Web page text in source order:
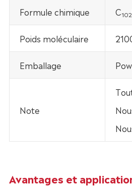
Formule chimique C102
Poids moléculaire
Emballage
Note
Avantages et